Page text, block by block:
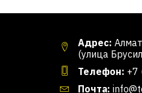
Адрес:
(улица
Телефон: +7
Почта: